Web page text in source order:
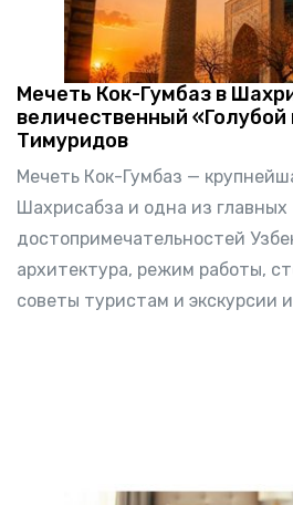
Мечеть Кок-Гумбаз в
величественный «Голубой
Тимуридов
Мечеть Кок-Гумбаз —
Шахрисабза и одна из главных
достопримечательностей
архитектура, режим работы,
советы туристам и экскурсии